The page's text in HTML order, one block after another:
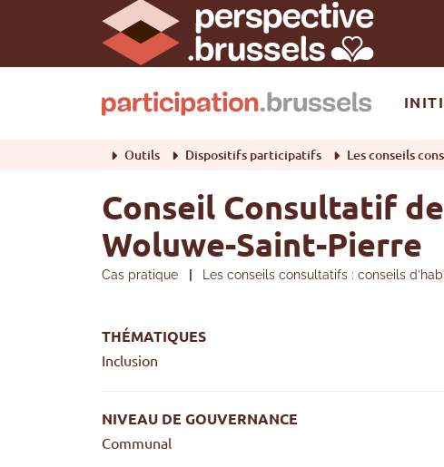
Outils Dispositifs participatifs Les conseils consultatifs : conseils
Conseil Consultatif
Woluwe-Saint-Pierre
Cas pratique Les conseils consultatifs : conseils
THÉMATIQUES
Inclusion
NIVEAU DE GOUVERNANCE
Communal